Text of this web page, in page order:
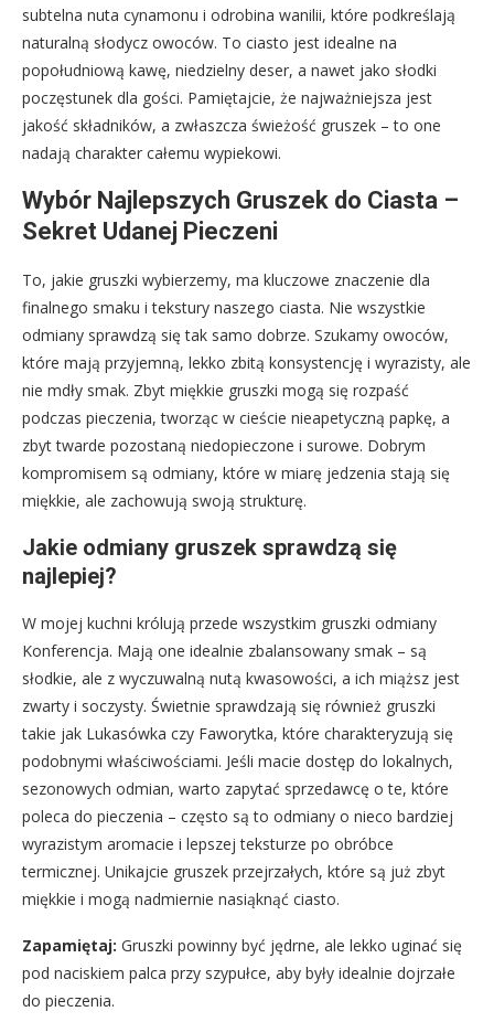
subtelna nuta cynamonu i odrobina wanilii, które podkreślają
naturalną słodycz owoców. To ciasto jest idealne na
popołudniową kawę, niedzielny deser, a nawet jako słodki
poczęstunek dla gości. Pamiętajcie, że najważniejsza jest
jakość składników, a zwłaszcza świeżość gruszek – to one
nadają charakter całemu wypiekowi.
Wybór Najlepszych Gruszek do Ciasta –
Sekret Udanej Pieczeni
To, jakie gruszki wybierzemy, ma kluczowe znaczenie dla
finalnego smaku i tekstury naszego ciasta. Nie wszystkie
odmiany sprawdzą się tak samo dobrze. Szukamy owoców,
które mają przyjemną, lekko zbitą konsystencję i wyrazisty, ale
nie mdły smak. Zbyt miękkie gruszki mogą się rozpaść
podczas pieczenia, tworząc w cieście nieapetyczną papkę, a
zbyt twarde pozostaną niedopieczone i surowe. Dobrym
kompromisem są odmiany, które w miarę jedzenia stają się
miękkie, ale zachowują swoją strukturę.
Jakie odmiany gruszek sprawdzą się
najlepiej?
W mojej kuchni królują przede wszystkim gruszki odmiany
Konferencja. Mają one idealnie zbalansowany smak – są
słodkie, ale z wyczuwalną nutą kwasowości, a ich miąższ jest
zwarty i soczysty. Świetnie sprawdzają się również gruszki
takie jak Lukasówka czy Faworytka, które charakteryzują się
podobnymi właściwościami. Jeśli macie dostęp do lokalnych,
sezonowych odmian, warto zapytać sprzedawcę o te, które
poleca do pieczenia – często są to odmiany o nieco bardziej
wyrazistym aromacie i lepszej teksturze po obróbce
termicznej. Unikajcie gruszek przejrzałych, które są już zbyt
miękkie i mogą nadmiernie nasiąknąć ciasto.
Zapamiętaj: Gruszki powinny być jędrne, ale lekko uginać się
pod naciskiem palca przy szypułce, aby były idealnie dojrzałe
do pieczenia.